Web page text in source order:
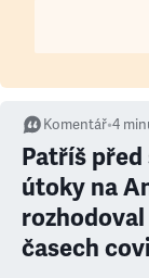
Komentář•4
Patříš
útoky na
časech